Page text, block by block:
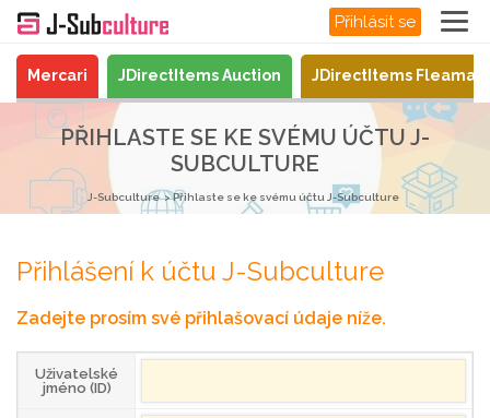
Přihlásit se
Mercari JDirectItems Auction JDirectItems
PŘIHLASTE SE KE SVÉMU ÚČTU J-
SUBCULTURE
J-Subculture Přihlaste se ke svému účtu J-Subculture
Přihlášení k účtu J-Subculture
Zadejte prosím své přihlašovací údaje níže.
Uživatelské
jméno (ID)